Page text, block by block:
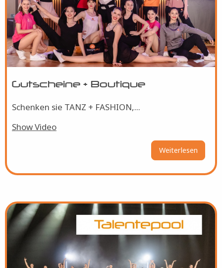
Gutscheine + Boutique
Schenken sie TANZ + FASHION,...
Show Video
Weiterlesen
Bild